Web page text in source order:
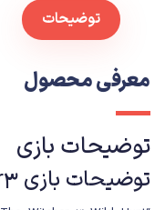
توضیحات
معرفی محصول
توضیحات بازی
توضیحات بازی Witcher3